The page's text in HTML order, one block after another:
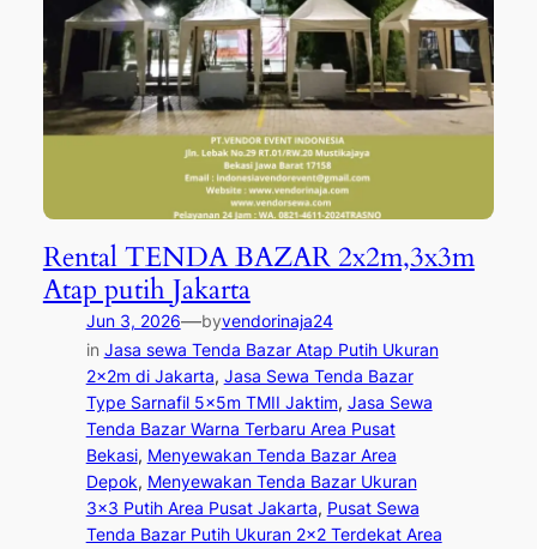
Rental TENDA BAZAR 2x2m,3x3m
Atap putih Jakarta
Jun 3, 2026—byvendorinaja24
in Jasa sewa Tenda Bazar Atap Putih Ukuran
2x2m di Jakarta, Jasa Sewa Tenda Bazar
Type Sarnafil 5x5m TMII Jaktim, Jasa Sewa
Tenda Bazar Warna Terbaru Area Pusat
Bekasi, Menyewakan Tenda Bazar Area
Depok, Menyewakan Tenda Bazar Ukuran
3×3 Putih Area Pusat Jakarta, Pusat Sewa
Tenda Bazar Putih Ukuran 2×2 Terdekat Area